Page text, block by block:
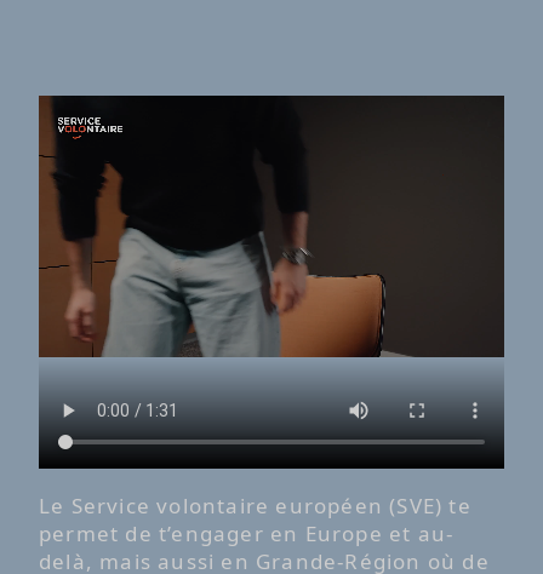
Le Service volontaire européen (SVE) te
permet de t’engager en Europe et au-
delà, mais aussi en Grande-Région où de